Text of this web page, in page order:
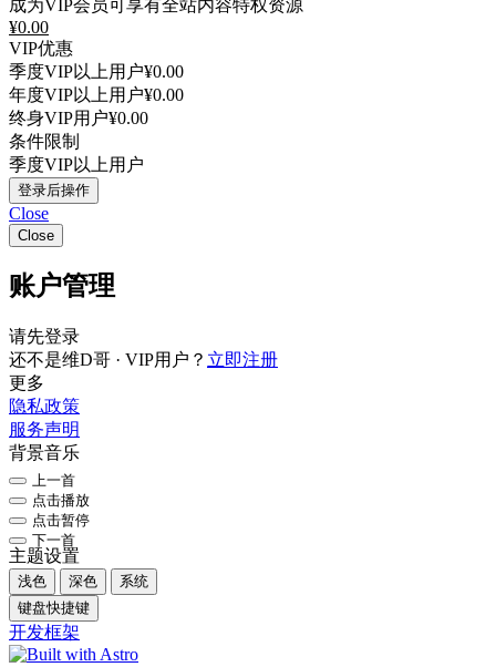
成为VIP会员可享有全站内容特权资源
¥0.00
VIP优惠
季度VIP以上用户¥0.00
年度VIP以上用户¥0.00
终身VIP用户¥0.00
条件限制
季度VIP以上用户
登录后操作
Close
Close
账户管理
请先登录
还不是维D哥 · VIP用户？ 立即注册
更多
隐私政策
服务声明
背景音乐
上一首
点击播放
点击暂停
下一首
主题设置
浅色 深色
系统
键盘快捷键
开发框架